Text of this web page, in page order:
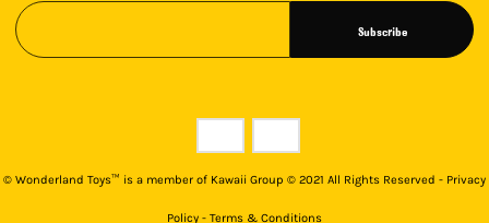
Subscribe
© Wonderland Toys™ is a member of Kawaii Group © 2021 All Rights Reserved - Privacy
Policy - Terms & Conditions